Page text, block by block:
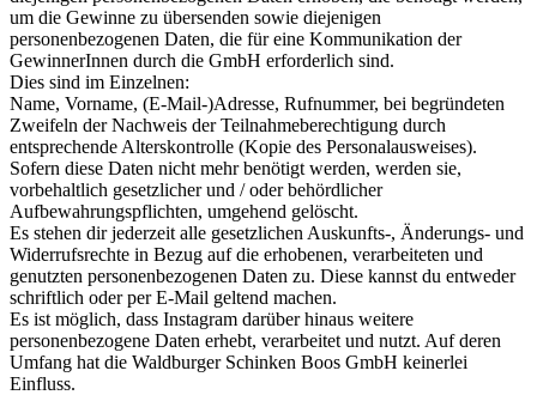
um die Gewinne zu übersenden sowie diejenigen
personenbezogenen Daten, die für eine Kommunikation der
GewinnerInnen durch die GmbH erforderlich sind.
Dies sind im Einzelnen:
Name, Vorname, (E-Mail-)Adresse, Rufnummer, bei begründeten
Zweifeln der Nachweis der Teilnahmeberechtigung durch
entsprechende Alterskontrolle (Kopie des Personalausweises).
Sofern diese Daten nicht mehr benötigt werden, werden sie,
vorbehaltlich gesetzlicher und / oder behördlicher
Aufbewahrungspflichten, umgehend gelöscht.
Es stehen dir jederzeit alle gesetzlichen Auskunfts-, Änderungs- und
Widerrufsrechte in Bezug auf die erhobenen, verarbeiteten und
genutzten personenbezogenen Daten zu. Diese kannst du entweder
schriftlich oder per E-Mail geltend machen.
Es ist möglich, dass Instagram darüber hinaus weitere
personenbezogene Daten erhebt, verarbeitet und nutzt. Auf deren
Umfang hat die Waldburger Schinken Boos GmbH keinerlei
Einfluss.